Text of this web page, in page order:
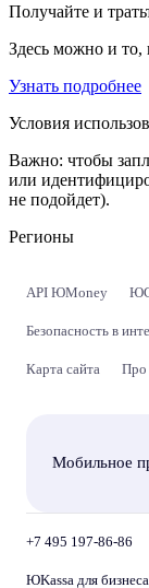
Получайте и
Здесь можно и то,
Узнать подробнее
Условия
Важно: чтобы
или
не подойдет).
Регионы
API ЮMoney
Безопасность в
Карта сайта Про
Мобильное
+7 495 197-86-86
ЮKassa для бизнеса